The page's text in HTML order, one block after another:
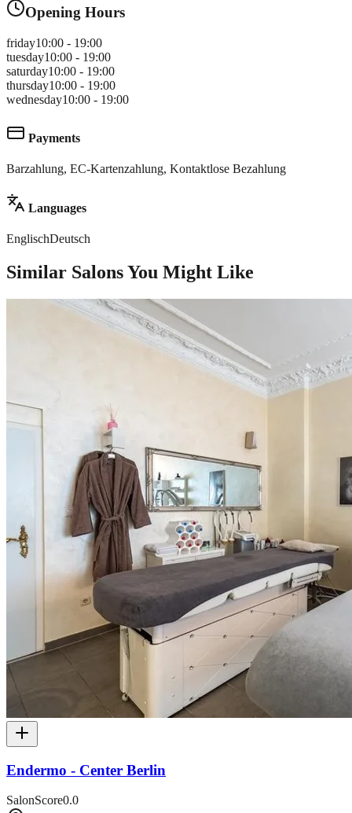
Opening Hours
friday10:00 - 19:00
tuesday10:00 - 19:00
saturday10:00 - 19:00
thursday10:00 - 19:00
wednesday10:00 - 19:00
Payments
Barzahlung, EC-Kartenzahlung, Kontaktlose Bezahlung
Languages
EnglischDeutsch
Similar Salons You Might Like
Endermo - Center Berlin
SalonScore0.0